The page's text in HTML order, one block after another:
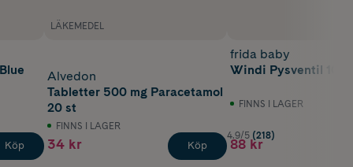
Köp
LÄKEMEDEL
Alvedon
Tabletter 500 mg Paracetamol
20 st
FINNS I LAGER
34 kr Köp
frida baby
Windi Pysventil 10 st
FINNS I LAGER
4.9/5 (218)
88 kr